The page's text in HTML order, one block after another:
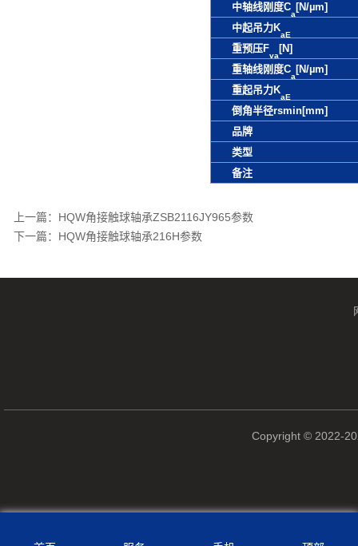
中轴线刚度C
a
[N/µm]
中起吊力K
aE
重预压F
va
[N]
重轴线刚度C
a
[N/µm]
重起吊力K
aE
倒角半径rsmin[mm]
品牌
类型
备注
上一篇： HQW角接触球轴承ZSB2116JY965参数
下一篇： HQW角接触球轴承216H参数
Copyright © 2022-